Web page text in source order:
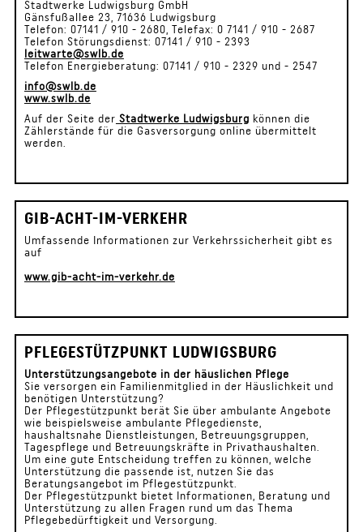
Stadtwerke Ludwigsburg GmbH
Gänsfußallee 23, 71636 Ludwigsburg
Telefon: 07141 / 910 - 2680, Telefax: 0 7141 / 910 - 2687
Telefon Störungsdienst: 07141 / 910 - 2393
leitwarte@swlb.de
Telefon Energieberatung: 07141 / 910 - 2329 und - 2547
info@swlb.de
www.swlb.de
Auf der Seite der Stadtwerke Ludwigsburg können die
Zählerstände für die Gasversorgung online übermittelt
werden.
GIB-ACHT-IM-VERKEHR
Umfassende Informationen zur Verkehrssicherheit gibt es
auf
www.gib-acht-im-verkehr.de
PFLEGESTÜTZPUNKT LUDWIGSBURG
Unterstützungsangebote in der häuslichen Pflege
Sie versorgen ein Familienmitglied in der Häuslichkeit und
benötigen Unterstützung?
Der Pflegestützpunkt berät Sie über ambulante Angebote
wie beispielsweise ambulante Pflegedienste,
haushaltsnahe Dienstleistungen, Betreuungsgruppen,
Tagespflege und Betreuungskräfte in Privathaushalten.
Um eine gute Entscheidung treffen zu können, welche
Unterstützung die passende ist, nutzen Sie das
Beratungsangebot im Pflegestützpunkt.
Der Pflegestützpunkt bietet Informationen, Beratung und
Unterstützung zu allen Fragen rund um das Thema
Pflegebedürftigkeit und Versorgung.